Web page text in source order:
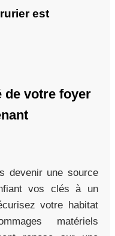
est
de votre foyer
devenir une source
vos clés à un
votre habitat
matériels